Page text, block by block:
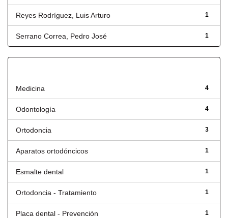
1
Reyes Rodríguez, Luis Arturo
1
Serrano Correa, Pedro José
4
Medicina
4
Odontología
3
Ortodoncia
1
Aparatos ortodóncicos
1
Esmalte dental
1
Ortodoncia - Tratamiento
1
Placa dental - Prevención